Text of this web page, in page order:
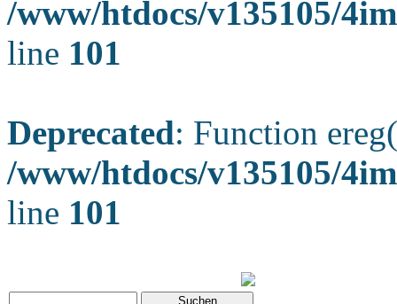
/www/htdocs/v135105/
line 101
Deprecated: Function
/www/htdocs/v135105/
line 101